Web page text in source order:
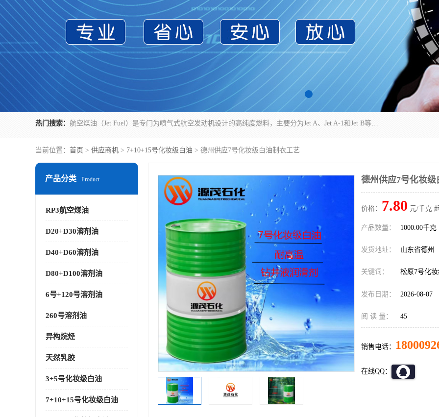
热门搜索： 航空煤油（Jet Fuel）是专门为喷气式航空发动机设计的高纯度燃料，主要分为Jet A、Jet A-1和Jet B等类型。其特点是闪点高、低温流动性好，并添加了抗静电剂和抗氧化剂以确保飞行安全。航空煤油需
当前位置： 首页 > 供应商机 > 7+10+15号化妆级白油 > 德州供应7号化妆级白油制衣工艺
产品分类 Product
RP3航空煤油
D20+D30溶剂油
D40+D60溶剂油
D80+D100溶剂油
6号+120号溶剂油
260号溶剂油
异构烷烃
天然乳胶
3+5号化妆级白油
7+10+15号化妆级白油
德州供应7号化妆
价格： 7.80 元/千克
产品数量： 1000.00千克
发货地址： 山东省德州
关键词： 松原7号化
发布日期： 2026-08-07
阅 读 量： 45
销售电话：
在线QQ：